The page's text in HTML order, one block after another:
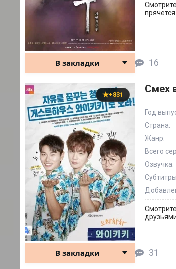
В закладки 16
+831 Смех
Год
Страна:
Жанр:
Всего
Озвучка:
В закладки 31